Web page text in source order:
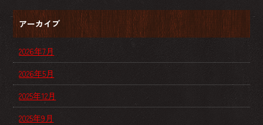
アーカイブ
2026年7月
2026年5月
2025年12月
2025年9月